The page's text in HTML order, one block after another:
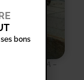
2 CINEMA –
bons